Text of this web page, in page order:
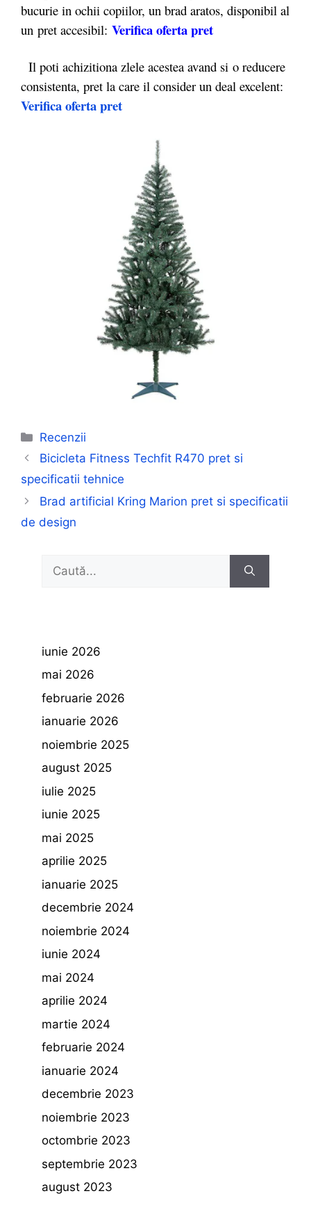
bucurie in ochii copiilor, un brad aratos, disponibil al
un pret accesibil: Verifica oferta pret
Il poti achizitiona zlele acestea avand si o reducere
consistenta, pret la care il consider un deal excelent:
Verifica oferta pret
Categorii
Recenzii
Bicicleta Fitness Techfit R470 pret si
specificatii tehnice
Brad artificial Kring Marion pret si specificatii
de design
după:
iunie 2026
mai 2026
februarie 2026
ianuarie 2026
noiembrie 2025
august 2025
iulie 2025
iunie 2025
mai 2025
aprilie 2025
ianuarie 2025
decembrie 2024
noiembrie 2024
iunie 2024
mai 2024
aprilie 2024
martie 2024
februarie 2024
ianuarie 2024
decembrie 2023
noiembrie 2023
octombrie 2023
septembrie 2023
august 2023